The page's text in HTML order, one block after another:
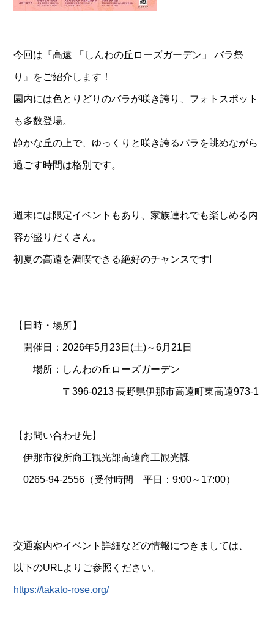
今回は『高遠 「しんわの丘ローズガーデン」 バラ祭
り』をご紹介します！
園内には色とりどりのバラが咲き誇り、フォトスポット
も多数登場。
静かな丘の上で、ゆっくりと咲き誇るバラを眺めながら
過ごす時間は格別です。
週末には限定イベントもあり、家族連れでも楽しめる内
容が盛りだくさん。
初夏の高遠を満喫できる絶好のチャンスです!
【日時・場所】
開催日：2026年5月23日(土)～6月21日
場所：しんわの丘ローズガーデン
〒396-0213 長野県伊那市高遠町東高遠973-1
【お問い合わせ先】
伊那市役所商工観光部高遠商工観光課
0265-94-2556（受付時間 平日：9:00～17:00）
交通案内やイベント詳細などの情報につきましては、
以下のURLよりご参照ください。
https://takato-rose.org/